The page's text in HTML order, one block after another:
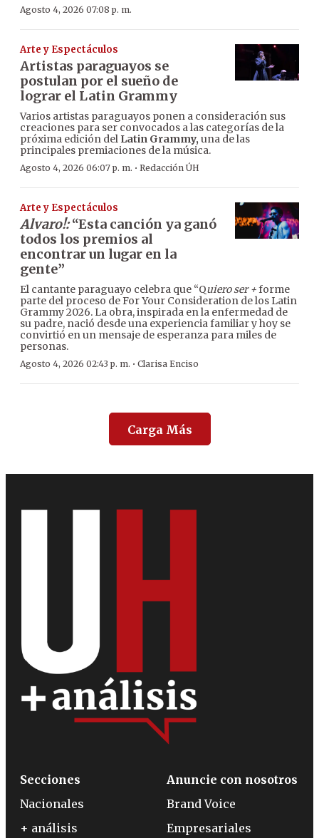
Agosto 4, 2026 07:08 p. m.
Arte y Espectáculos
Artistas paraguayos se
postulan por el sueño de
lograr el Latin Grammy
Varios artistas paraguayos ponen a consideración sus
creaciones para ser convocados a las categorías de la
próxima edición del Latin Grammy, una de las
principales premiaciones de la música.
Agosto 4, 2026 06:07 p. m. · Redacción ÚH
Arte y Espectáculos
Alvaro!:“Esta canción ya ganó
todos los premios al
encontrar un lugar en la
gente”
El cantante paraguayo celebra que “Quiero ser +forme
parte del proceso de For Your Consideration de los Latin
Grammy 2026. La obra, inspirada en la enfermedad de
su padre, nació desde una experiencia familiar y hoy se
convirtió en un mensaje de esperanza para miles de
personas.
Agosto 4, 2026 02:43 p. m. · Clarisa Enciso
Carga Más
Secciones
Nacionales
+ análisis
Anuncie con nosotros
Brand Voice
Empresariales